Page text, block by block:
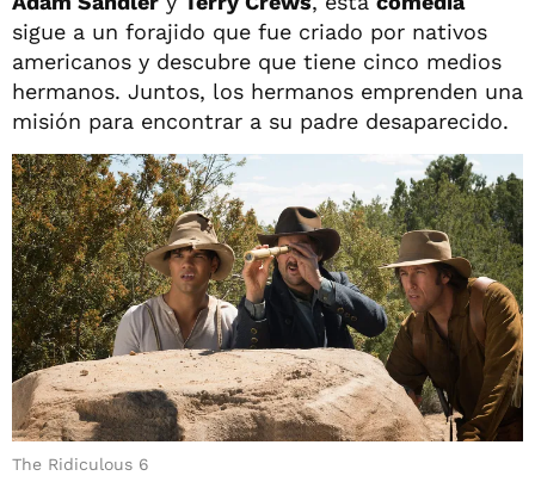
sigue a un forajido que fue criado por nativos
americanos y descubre que tiene cinco medios
hermanos. Juntos, los hermanos emprenden una
misión para encontrar a su padre desaparecido.
The Ridiculous 6